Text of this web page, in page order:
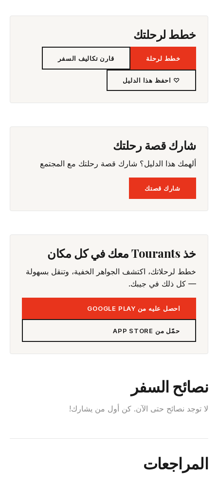
خطط لرحلتك
خطط لرحلة قارن تكاليف السفر
♡ احفظ هذا الدليل
شارك قصة رحلتك
ألهمك هذا الدليل؟ شارك قصة رحلتك مع المجتمع
شارك قصتك
خذ Tourants معك في كل مكان
خطط لرحلاتك، اكتشف الجواهر الخفية، وتنقل بسهولة
— كل ذلك في جيبك.
احصل عليه من GOOGLE PLAY
حمّل من APP STORE
نصائح السفر
لا توجد نصائح حتى الآن. كن أول من يشارك!
المراجعات